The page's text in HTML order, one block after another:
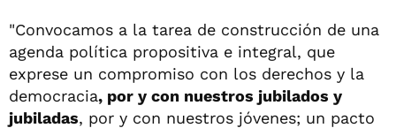
"Convocamos a la tarea de construcción de una
agenda política propositiva e integral, que
exprese un compromiso con los derechos y la
democracia, por y con nuestros jubilados y
jubiladas, por y con nuestros jóvenes; un pacto